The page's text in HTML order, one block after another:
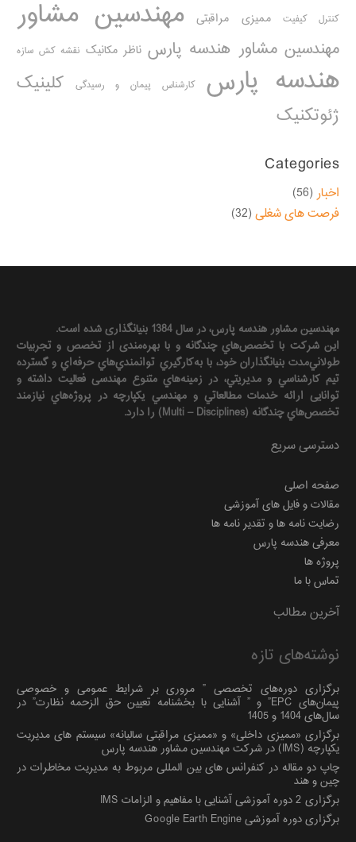
کنترل کیفیت ممیزی مراقبتی مهندسین مشاور
مهندسین مشاور هندسه پارس ناظر مکانیک نقشه کش سازه
هندسه پارس کارشناس پیمان و رسیدگی
کلینیک
ژئوتکنیک
Categories
اخبار (56)
فرصت های شغلی (32)
مهندسين مشاور هندسه‌ پارس، در سال 1384 بنیانگذاری شده است.
این شرکت با تخصص‌هاي چندگانه و با بهره‌مندی از تخصص و تجربيات
طولاني‌مدت بنيانگذاران خود، با به‌كارگيري توانمندي‌هاي حرفه‌اي و گسترده
تيم كارشناسي و مديريتي، در زمينه‌هاي متنوع مهندسی فعاليت داشته و
توانایی ارائه خدمات مطالعاتي و مهندسي يكپارچه در پروژه‌هاي نيازمند
تخصص‌هاي چندگانه (Multi – Disciplines) را دارد.
دسترسی سریع
صفحه اصلی
مقالات و فایل های آموزشی
رضایت نامه ها و تقدیر نامه ها
معرفی هندسه پارس
پروژه ها
تماس با ما
آخرین مطالب
نوشته‌های تازه
برگزاری دوره‌های تخصصی ” مروری بر شرایط عمومی و خصوصی
پیمان‌های EPC” و ” آشنایی با بخشنامه تعیین حق الزحمه نظارت” در
سال‌های 1404 و 1405
برگزاری «ممیزی داخلی» و «ممیزی مراقبتی سالیانه» سیستم های مدیریت
یکپارچه (IMS) در شرکت مهندسین مشاور هندسه پارس
چاپ دو مقاله در کنفرانس های بین المللی مربوط به مدیریت مخاطرات در
چین و هند
برگزاری 2 دوره آموزشی آشنایی با مفاهیم و الزامات IMS
برگزاری دوره آموزشی Google Earth Engine